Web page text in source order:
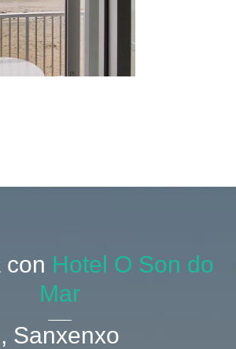
con Hotel O Son do
Mar
, Sanxenxo